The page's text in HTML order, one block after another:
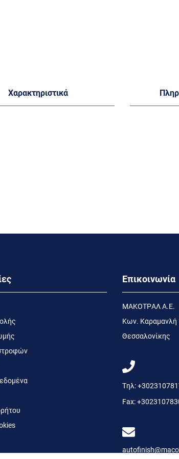
Χαρακτηριστικά
Επικοινωνία
MΑΚΟΤΡΑΛ Α.Ε.
Kων. Kαραμανλή
Θεσσαλονίκης
Τηλ:
Fax: